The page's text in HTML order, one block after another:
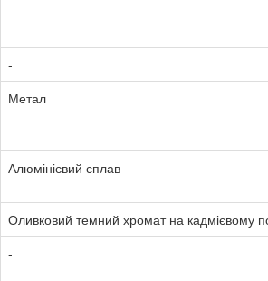
-
-
Метал
Алюмінієвий сплав
Оливковий темний хромат на кадмієвому
-